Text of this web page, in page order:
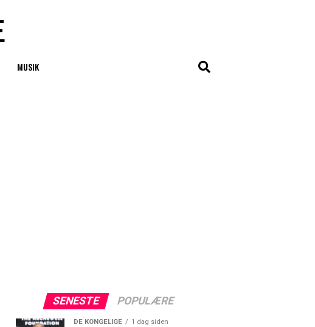
MUSIK
SENESTE POPULÆRE
DE KONGELIGE 1 dag siden